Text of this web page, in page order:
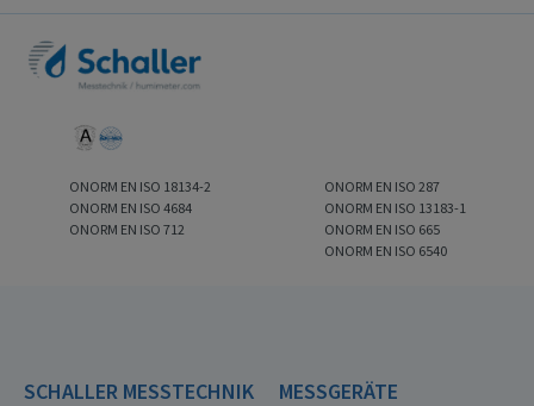
ONORM EN ISO 18134-2
ONORM EN ISO 4684
ONORM EN ISO 712
ONORM EN ISO 287
ONORM EN ISO 13183-1
ONORM EN ISO 665
ONORM EN ISO 6540
SCHALLER MESSTECHNIK MESSGERÄTE